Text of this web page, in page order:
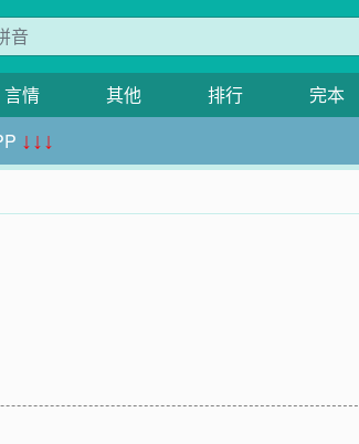
言情 其他 排行 完本
↓↓↓